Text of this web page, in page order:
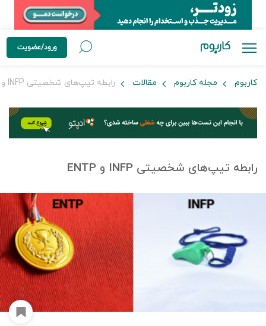
ورود/عضویت
کاربوم مجله کاربوم مقالات رابطه تیپ‌های شخصیتی INFP و ENTP
رابطه تیپ‌های شخصیتی INFP و ENTP